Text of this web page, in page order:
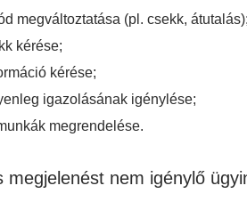
megváltoztatása (pl. csekk, átutalás);
kérése;
kérése;
igazolásának igénylése;
megrendelése.
megjelenést nem igénylő